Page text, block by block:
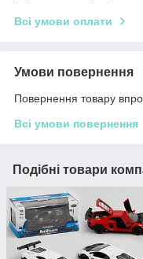
Всі умови оплати
Умови повернення
Повернення товару
Всі умови повернення
Подібні товари